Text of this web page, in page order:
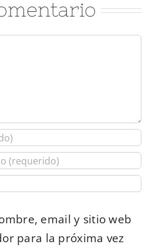
email y sitio web
para la próxima vez